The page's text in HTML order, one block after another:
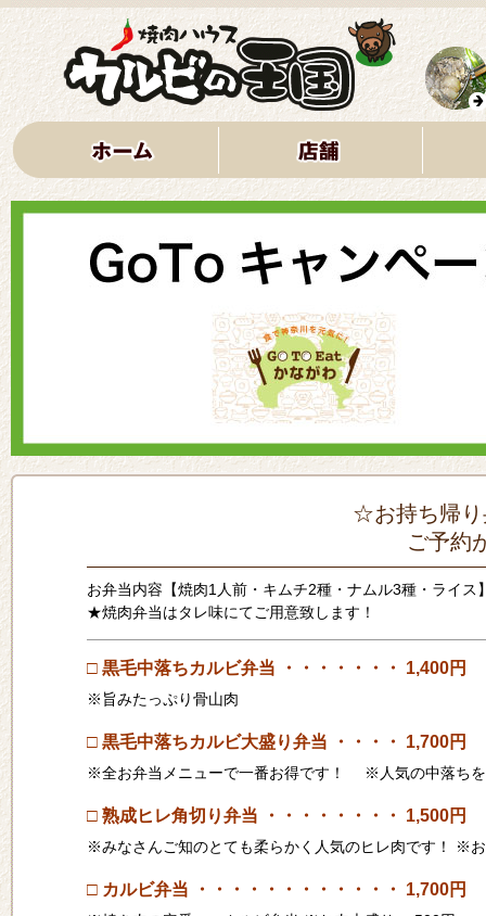
☆お持ち帰
ご予約
お弁当内容【焼肉1人前・キムチ2種・ナムル3種・ライス
★焼肉弁当はタレ味にてご用意致します！
□ 黒毛中落ちカルビ弁当 ・・・・・・・ 1,400円
※旨みたっぷり骨山肉
□ 黒毛中落ちカルビ大盛り弁当 ・・・・ 1,700円
※全お弁当メニューで一番お得です！ ※人気の中落ち
□ 熟成ヒレ角切り弁当 ・・・・・・・・ 1,500円
※みなさんご知のとても柔らかく人気のヒレ肉です！ ※
□ カルビ弁当 ・・・・・・・・・・・・ 1,700円